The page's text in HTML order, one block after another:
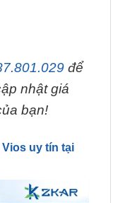
để
nhật giá
bạn!
uy tín tại